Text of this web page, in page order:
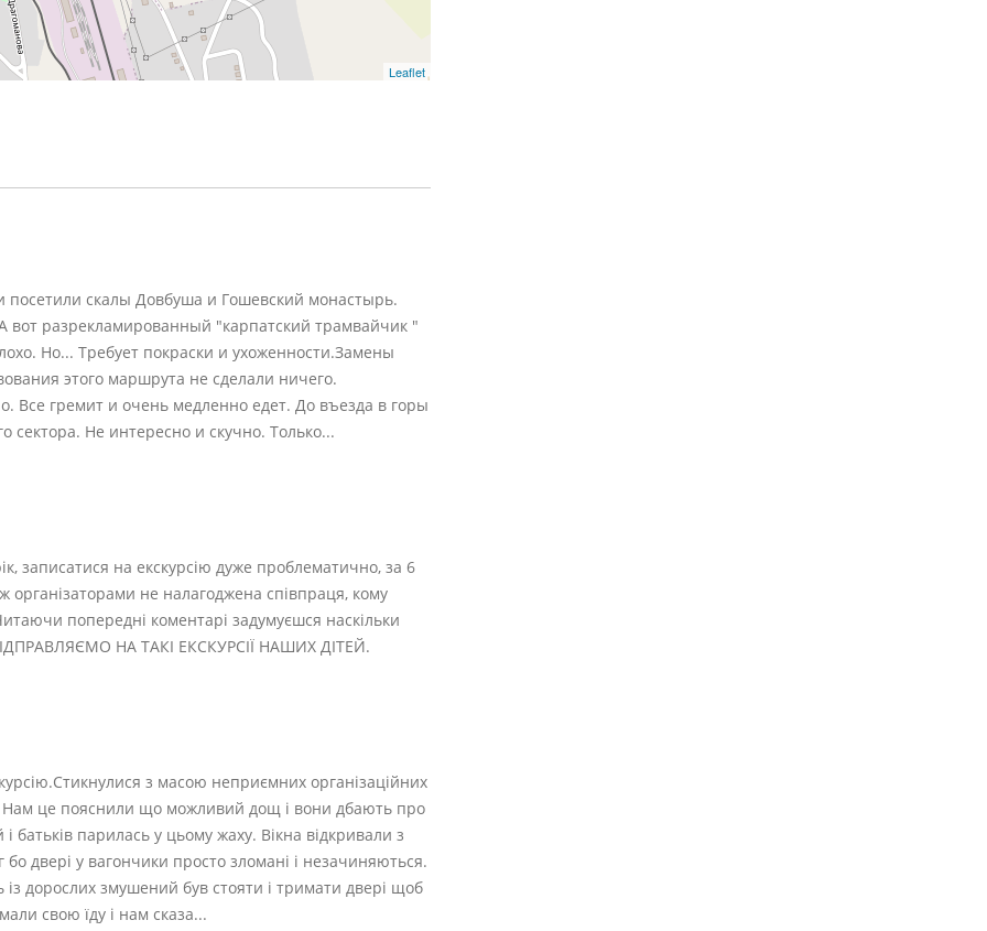
Leaflet
посетили скалы Довбуша и Гошевский монастырь.
разрекламированный "карпатский трамвайчик "
Но... Требует покраски и ухоженности.Замены
этого маршрута не сделали ничего.
Все гремит и очень медленно едет. До въезда в горы
сектора. Не интересно и скучно. Только...
записатися на екскурсію дуже проблематично, за 6
організаторами не налагоджена співпраця, кому
попередні коментарі задумуєшся наскільки
НА ТАКІ ЕКСКУРСІЇ НАШИХ ДІТЕЙ.
з масою неприємних організаційних
Нам це пояснили що можливий дощ і вони дбають про
батьків парилась у цьому жаху. Вікна відкривали з
бо двері у вагончики просто зломані і незачиняються.
дорослих змушений був стояти і тримати двері щоб
свою їду і нам сказа...